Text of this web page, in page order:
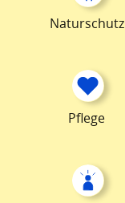
Naturschutz
Pflege